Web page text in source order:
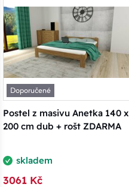
Doporučené
Postel z masivu Anetka 140 x
200 cm dub + rošt ZDARMA
skladem
3061 Kč